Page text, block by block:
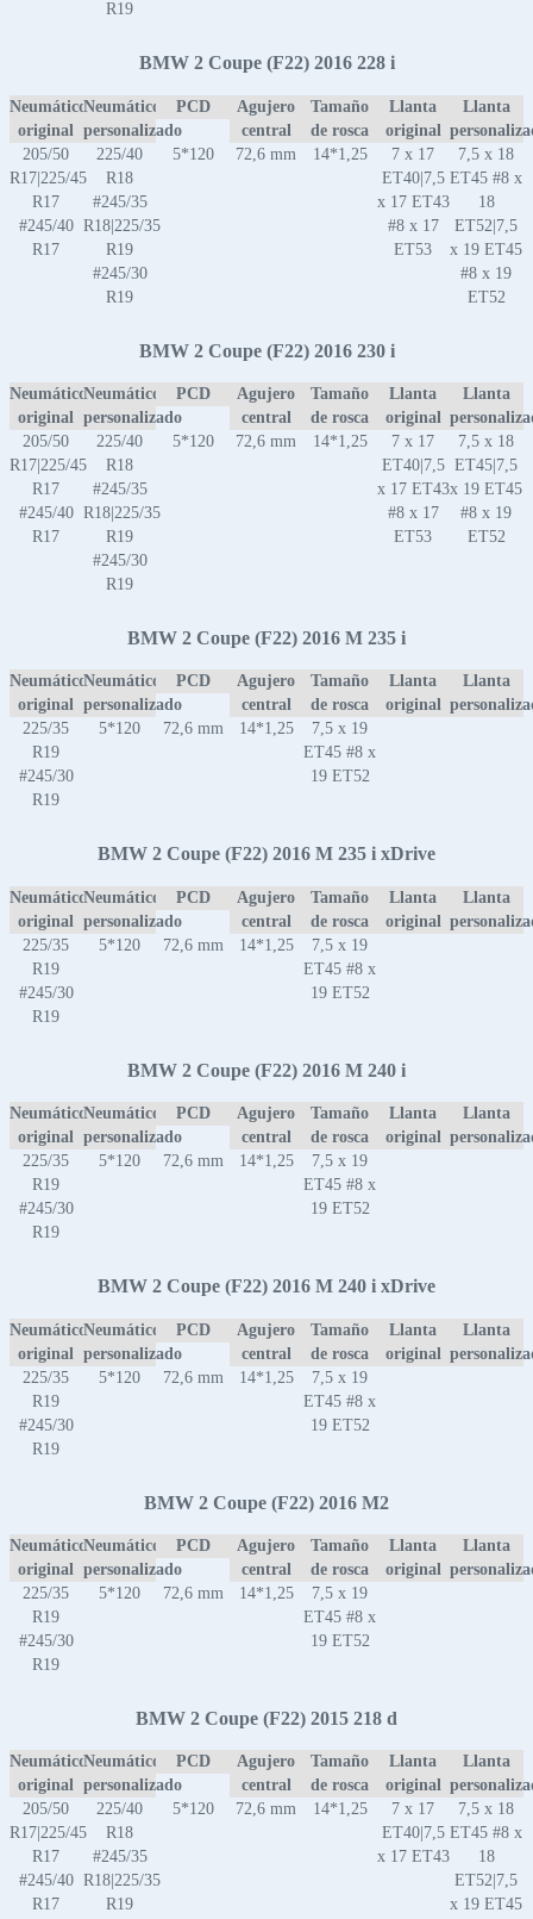
R19
BMW 2 Coupe (F22) 2016 228 i
Neumático
original
Neumático
personalizado
PCD
Agujero
central
Tamaño
de rosca
Llanta
original
Llanta
205/50
R17|225/45
R17
#245/40
R17
225/40
R18
#245/35
R18|225/35
R19
#245/30
R19
5*120 72,6 mm 14*1,25
7 x 17
ET40|7,5
x 17 ET43
#8 x 17
ET53
7,5 x 18
ET45 #8 x
18
ET52|7,5
x 19 ET45
#8 x 19
ET52
BMW 2 Coupe (F22) 2016 230 i
Neumático
original
Neumático
personalizado
PCD
Agujero
central
Tamaño
de rosca
Llanta
original
Llanta
205/50
R17|225/45
R17
#245/40
R17
225/40
R18
#245/35
R18|225/35
R19
#245/30
R19
5*120 72,6 mm 14*1,25
7 x 17
ET40|7,5
x 17 ET43
#8 x 17
ET53
7,5 x 18
ET45|7,5
x 19 ET45
#8 x 19
ET52
BMW 2 Coupe (F22) 2016 M 235 i
Neumático
original
Neumático
personalizado
PCD
Agujero
central
Tamaño
de rosca
Llanta
original
Llanta
225/35
R19
#245/30
R19
5*120 72,6 mm 14*1,25
7,5 x 19
ET45 #8 x
19 ET52
BMW 2 Coupe (F22) 2016 M 235 i xDrive
Neumático
original
Neumático
personalizado
PCD
Agujero
central
Tamaño
de rosca
Llanta
original
Llanta
225/35
R19
#245/30
R19
5*120 72,6 mm 14*1,25
7,5 x 19
ET45 #8 x
19 ET52
BMW 2 Coupe (F22) 2016 M 240 i
Neumático
original
Neumático
personalizado
PCD
Agujero
central
Tamaño
de rosca
Llanta
original
Llanta
225/35
R19
#245/30
R19
5*120 72,6 mm 14*1,25
7,5 x 19
ET45 #8 x
19 ET52
BMW 2 Coupe (F22) 2016 M 240 i xDrive
Neumático
original
Neumático
personalizado
PCD
Agujero
central
Tamaño
de rosca
Llanta
original
Llanta
225/35
R19
#245/30
R19
5*120 72,6 mm 14*1,25
7,5 x 19
ET45 #8 x
19 ET52
BMW 2 Coupe (F22) 2016 M2
Neumático
original
Neumático
personalizado
PCD
Agujero
central
Tamaño
de rosca
Llanta
original
Llanta
225/35
R19
#245/30
R19
5*120 72,6 mm 14*1,25
7,5 x 19
ET45 #8 x
19 ET52
BMW 2 Coupe (F22) 2015 218 d
Neumático
original
Neumático
personalizado
PCD
Agujero
central
Tamaño
de rosca
Llanta
original
Llanta
205/50
R17|225/45
R17
#245/40
R17
225/40
R18
#245/35
R18|225/35
R19
5*120 72,6 mm 14*1,25
7 x 17
ET40|7,5
x 17 ET43
7,5 x 18
ET45 #8 x
18
ET52|7,5
x 19 ET45